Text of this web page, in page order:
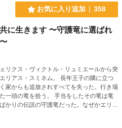
お気に入り追加 358
に生きます 〜守護竜に選ばれ
リクス・ヴィクトル・リュミエールから突
ネム。 長年王子の隣に立つ
家からも追放されすべてを失った。行き場
。 手当をしたその竜は竜
かりの伝説の守護竜だった。なぜかエリア
団へ招かれ、竜騎士団長のクラウス・レイ